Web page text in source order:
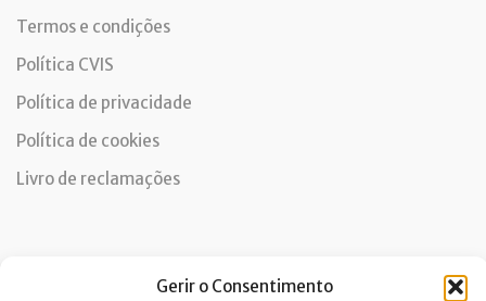
Gerir o Consentimento
Termos e condições
Política CVIS
Política de privacidade
Política de cookies
Livro de reclamações